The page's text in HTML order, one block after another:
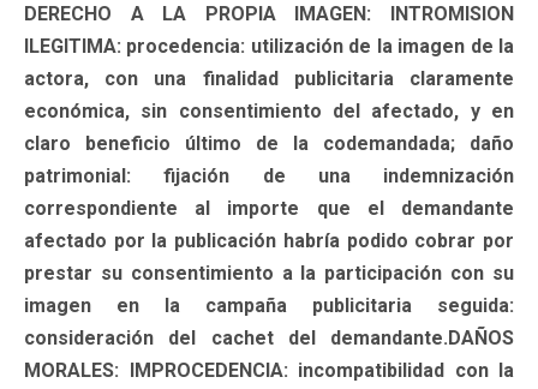
DERECHO A LA PROPIA IMAGEN: INTROMISION
ILEGITIMA: procedencia: utilización de la imagen de la
actora, con una finalidad publicitaria claramente
económica, sin consentimiento del afectado, y en
claro beneficio último de la codemandada; daño
patrimonial: fijación de una indemnización
correspondiente al importe que el demandante
afectado por la publicación habría podido cobrar por
prestar su consentimiento a la participación con su
imagen en la campaña publicitaria seguida:
consideración del cachet del demandante.DAÑOS
MORALES: IMPROCEDENCIA: incompatibilidad con la